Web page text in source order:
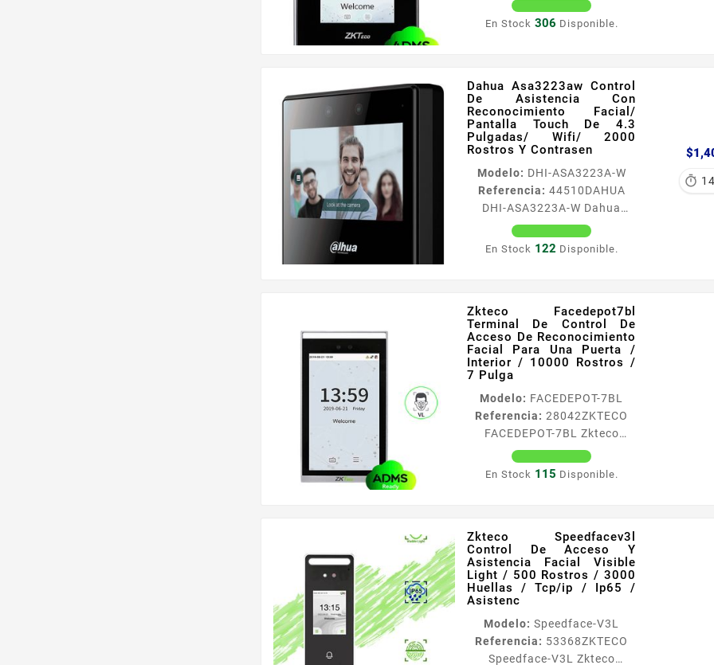
rostro huella tarjeta...
Acceso Y Asistencia Facial
General Horus TL1PRO es un
Dispositivo Inteligente de
Control de Acceso Facial de
tamano reducido y excelente
calidad Utiliza una pantalla
táctil de 28 pulgadas y una
cámara de 2MP que admite el
reconocimiento facial de luz
visible...
En Stock 306 Disponible.
Dahua Asa3223aw Control
De Asistencia Con
Reconocimiento Facial/
Pantalla Touch De 4.3
Pulgadas/ Wifi/ 2000
Rostros Y Contrasen
Modelo: DHI-ASA3223A-W
Referencia: 44510DAHUA
DHI-ASA3223A-W Dahua
Asa3223aw Control De
Asistencia Con
Y Contrasen Información
General Reloj de asistencia
con reconocimiento facial
pantalla táctil de cristal de
43 pulgadas con una
resolución de 480×272
cámara de doble lente gran
angular de 2MP con
iluminación IR y DWDR
permite los métodos de
En Stock 122 Disponible.

Zkteco Facedepot7bl
Terminal De Control De
Acceso De Reconocimiento
Facial Para Una Puerta /
Interior / 10000 Rostros /
7 Pulga
Modelo: FACEDEPOT-7BL
Referencia: 28042ZKTECO
FACEDEPOT-7BL Zkteco
Facedepot7bl Terminal De
Control De Acceso De
Información General La
Terminal Biométrica de
control de acceso y
asistencia FaceDepot7BL es
un dispositivo biométrico
basado en Linux con
reconocimiento facial Visible
Ligth Cuenta con un de
En Stock 115 Disponible.
Zkteco Speedfacev3l
Control De Acceso Y
Asistencia Facial Visible
Light / 500 Rostros / 3000
Huellas / Tcp/ip / Ip65 /
Asistenc
Modelo: Speedface-V3L
Referencia: 53368ZKTECO
Speedface-V3L Zkteco